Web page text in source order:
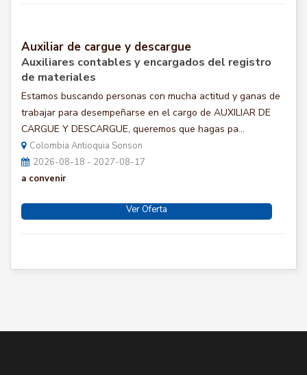
Auxiliar de cargue y descargue
Auxiliares contables y encargados del registro
de materiales
Estamos buscando personas con mucha actitud y ganas de
trabajar para desempeñarse en el cargo de AUXILIAR DE
CARGUE Y DESCARGUE, queremos que hagas pa...
Colombia Antioquia Sonson
2026-08-18 - 2027-08-17
a convenir
Ver Oferta